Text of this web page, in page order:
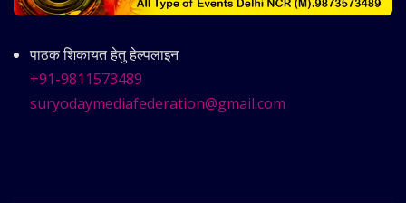
पाठक शिकायत हेतु हेल्पलाइन
+91-9811573489
suryodaymediafederation@gmail.com